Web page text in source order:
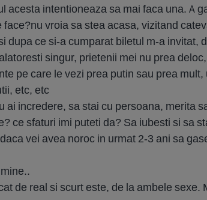
acesta intentioneaza sa mai faca una. A
face?nu vroia sa stea acasa, vizitand
dupa ce si-a cumparat biletul m-a invitat,
singur, prietenii mei nu prea
pe care le vezi prea putin sau prea
etc, etc
ai incredere, sa stai cu persoana, merita
ce sfaturi imi puteti da? Sa iubesti si sa
vei avea noroc in urmat 2-3 ani sa
de real si scurt este, de la ambele sexe.